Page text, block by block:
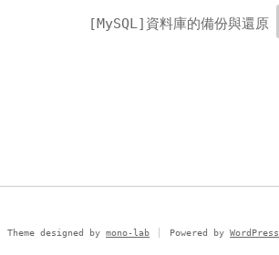
[MySQL]資料庫的備份與還原
Theme designed bymono-lab Powered byWordPress